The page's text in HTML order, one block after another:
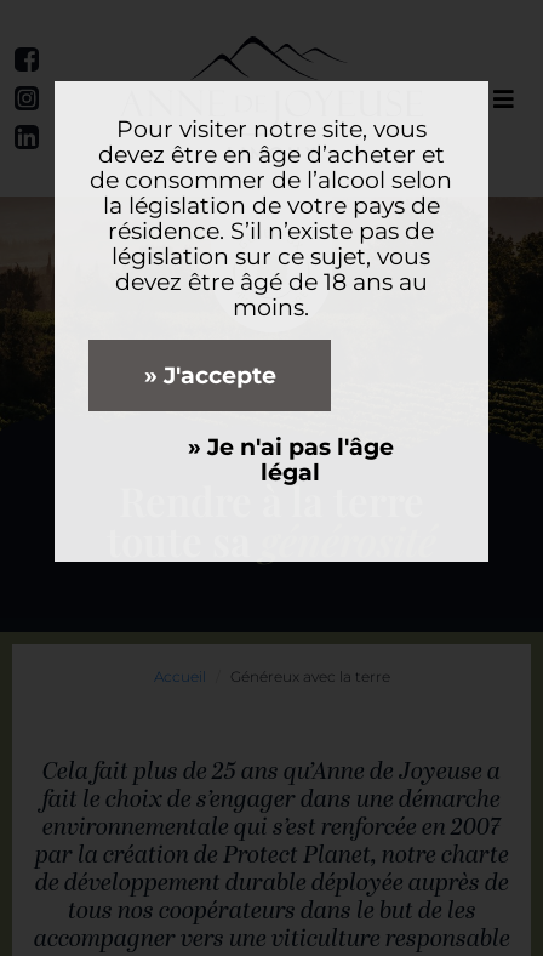
Pour visiter notre site, vous
devez être en âge d’acheter et
de consommer de l’alcool selon
la législation de votre pays de
résidence. S’il n’existe pas de
législation sur ce sujet, vous
devez être âgé de 18 ans au
moins.
» J'accepte
» Je n'ai pas l'âge
légal
Rendre à la terre
Accueil Généreux avec la terre
Cela fait plus de 25 ans qu’Anne de Joyeuse a
fait le choix de s’engager dans une démarche
environnementale qui s’est renforcée en 2007
par la création de Protect Planet, notre charte
de développement durable déployée auprès de
tous nos coopérateurs dans le but de les
accompagner vers une viticulture responsable